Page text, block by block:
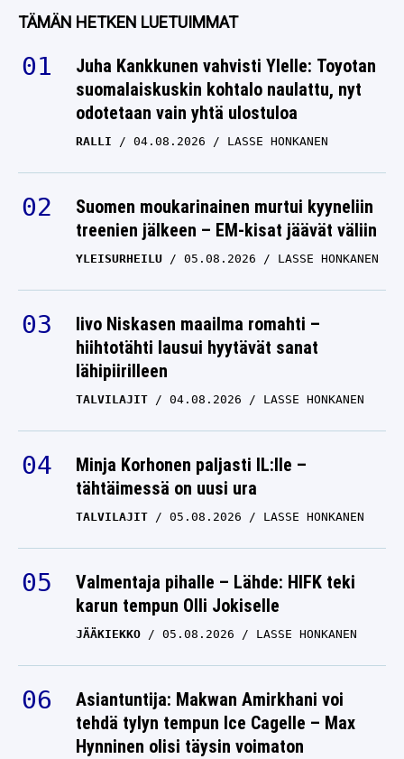
TÄMÄN HETKEN LUETUIMMAT
Juha Kankkunen vahvisti Ylelle: Toyotan
suomalaiskuskin kohtalo naulattu, nyt
odotetaan vain yhtä ulostuloa
RALLI 04.08.2026 LASSE HONKANEN
Suomen moukarinainen murtui kyyneliin
treenien jälkeen – EM-kisat jäävät väliin
YLEISURHEILU 05.08.2026 LASSE HONKANEN
Iivo Niskasen maailma romahti –
hiihtotähti lausui hyytävät sanat
lähipiirilleen
TALVILAJIT 04.08.2026 LASSE HONKANEN
Minja Korhonen paljasti IL:lle –
tähtäimessä on uusi ura
TALVILAJIT 05.08.2026 LASSE HONKANEN
Valmentaja pihalle – Lähde: HIFK teki
karun tempun Olli Jokiselle
JÄÄKIEKKO 05.08.2026 LASSE HONKANEN
Asiantuntija: Makwan Amirkhani voi
tehdä tylyn tempun Ice Cagelle – Max
Hynninen olisi täysin voimaton